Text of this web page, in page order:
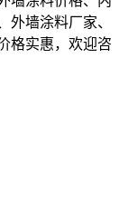
外墙涂料厂家、
格实惠，欢迎咨